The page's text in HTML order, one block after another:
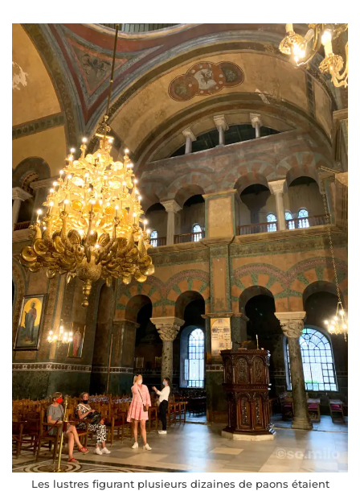
Les lustres figurant plusieurs dizaines de paons étaient